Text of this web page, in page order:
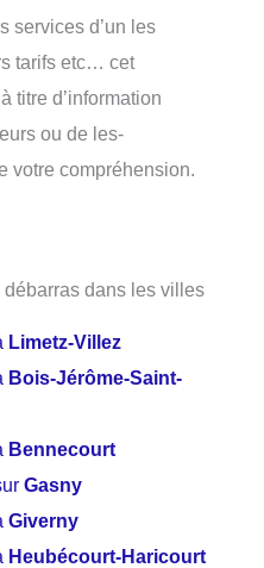
services d’un les
tarifs etc… cet
titre d’information
ou de les-
votre compréhension.
dans les villes
Limetz-Villez
Bois-Jérôme-Saint-
Bennecourt
Gasny
Giverny
Heubécourt-Haricourt